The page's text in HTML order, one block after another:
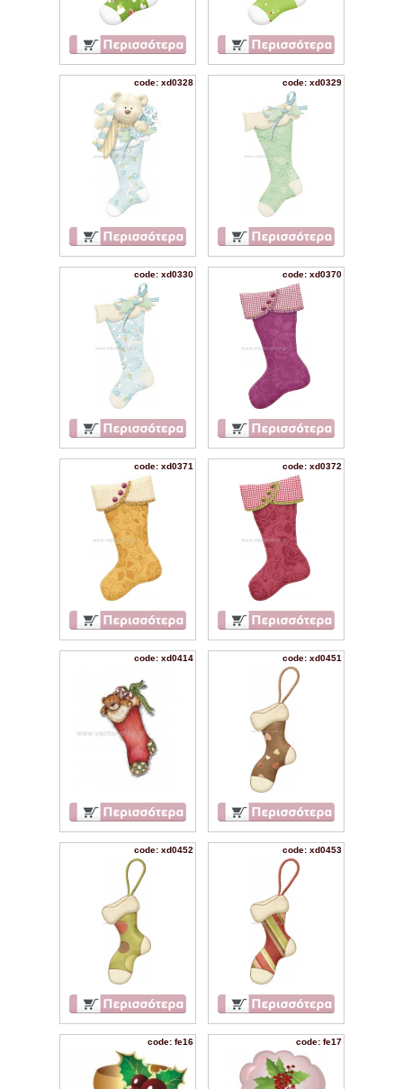
code: xd0328 code: xd0329
code: xd0330 code: xd0370
code: xd0371 code: xd0372
code: xd0414 code: xd0451
code: xd0452 code: xd0453
code: fe16 code: fe17